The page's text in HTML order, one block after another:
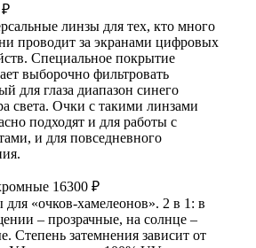
₽
линзы для тех, кто много
проводит за экранами цифровых
Специальное покрытие
выборочно фильтровать
для глаза диапазон синего
света. Очки с такими линзами
подходят и для работы с
и для повседневного
16300 ₽
«очков-хамелеонов». 2 в 1: в
– прозрачные, на солнце –
Степень затемнения зависит от